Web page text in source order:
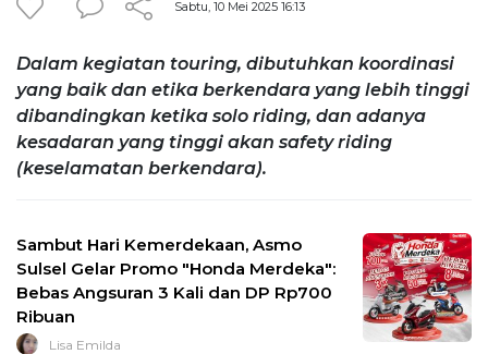
Sabtu, 10 Mei 2025 16:13
Dalam kegiatan touring, dibutuhkan koordinasi
yang baik dan etika berkendara yang lebih tinggi
dibandingkan ketika solo riding, dan adanya
kesadaran yang tinggi akan safety riding
(keselamatan berkendara).
Sambut Hari Kemerdekaan, Asmo
Sulsel Gelar Promo "Honda Merdeka":
Bebas Angsuran 3 Kali dan DP Rp700
Ribuan
Lisa Emilda